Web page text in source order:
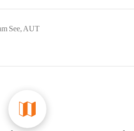
See, AUT